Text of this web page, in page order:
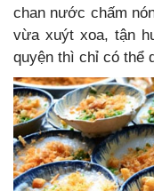
chan nước chấm
vừa xuýt xoa, tận
quyện thì chỉ có thể